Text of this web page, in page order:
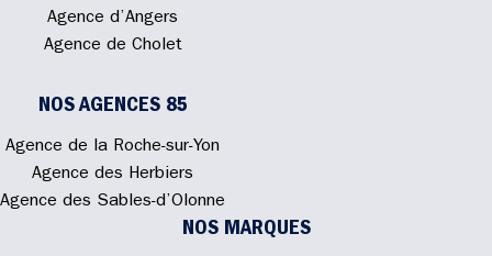
Agence d’Angers
Agence de Cholet
NOS AGENCES 85
Agence de la Roche-sur-Yon
Agence des Herbiers
Agence des Sables-d’Olonne
NOS MARQUES